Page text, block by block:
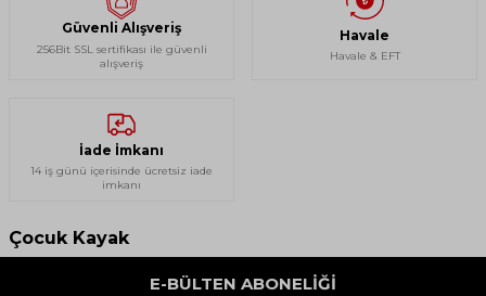
Güvenli Alışveriş
256Bit SSL sertifikası ile güvenli
alışveriş
Havale
Havale & EFT
İade İmkanı
14 iş günü içerisinde ücretsiz iade
imkanı
Çocuk Kayak
E-BÜLTEN ABONELIĞI